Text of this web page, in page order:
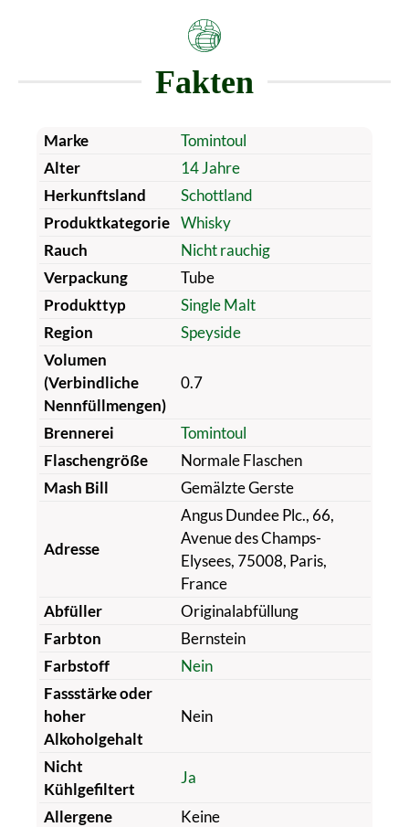
Fakten
Marke
Tomintoul
Alter
14 Jahre
Herkunftsland
Schottland
Produktkategorie Whisky
Rauch
Nicht rauchig
Verpackung
Tube
Produkttyp
Single Malt
Region
Speyside
Volumen
(Verbindliche
Nennfüllmengen)
0.7
Brennerei
Tomintoul
Flaschengröße
Normale Flaschen
Mash Bill
Gemälzte Gerste
Adresse
Angus Dundee Plc., 66,
Avenue des Champs-
Elysees, 75008, Paris,
France
Abfüller
Originalabfüllung
Farbton
Bernstein
Farbstoff
Nein
Fassstärke oder
hoher
Alkoholgehalt
Nein
Nicht
Kühlgefiltert
Ja
Allergene
Keine